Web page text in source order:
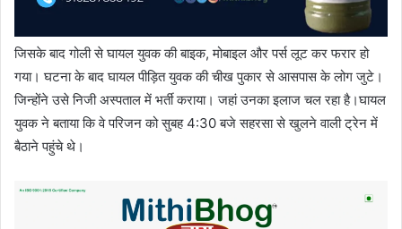
जिसके बाद गोली से घायल युवक की बाइक, मोबाइल और पर्स लूट कर फरार हो
गया। घटना के बाद घायल पीड़ित युवक की चीख पुकार से आसपास के लोग जुटे।
जिन्होंने उसे निजी अस्पताल में भर्ती कराया। जहां उनका इलाज चल रहा है।घायल
युवक ने बताया कि वे परिजन को सुबह 4:30 बजे सहरसा से खुलने वाली ट्रेन में
बैठाने पहुंचे थे।